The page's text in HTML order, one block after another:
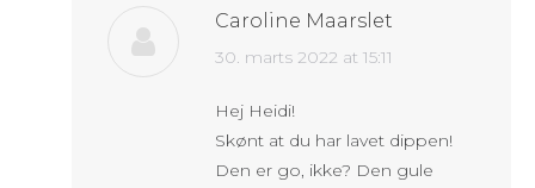
Caroline Maarslet
says:
30. marts 2022 at 15:11
Hej Heidi!
Skønt at du har lavet dippen!
Den er go, ikke? Den gule